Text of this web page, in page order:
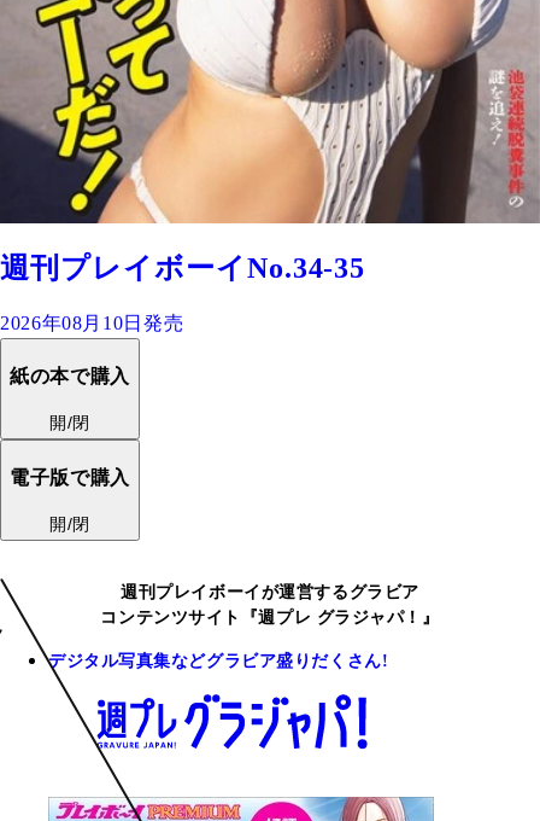
週刊プレイボーイNo.34-35
2026年08月10日発売
紙の本で購入
開/閉
電子版で購入
開/閉
週刊プレイボーイが運営するグラビア
コンテンツサイト『週プレ グラジャパ！』
デジタル写真集などグラビア盛りだくさん!